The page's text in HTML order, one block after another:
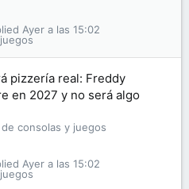
Ayer a las 15:02
pizzería real: Freddy
en 2027 y no será algo
de consolas y juegos
Ayer a las 15:02